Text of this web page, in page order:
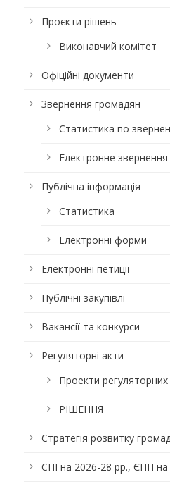
Проєкти рішень
Виконавчий комітет
Офіційні документи
Звернення громадян
Статистика по
Електронне звернення
Публічна інформація
Статистика
Електронні форми
Електронні петиції
Публічні закупівлі
Вакансії та конкурси
Регуляторні акти
Проекти регуляторних
РІШЕННЯ
Стратегія розвитку
СПІ на 2026-28 рр., ЄПП на